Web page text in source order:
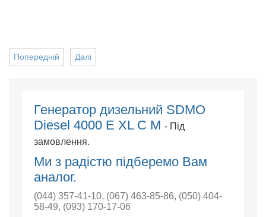
Далі
Попередній
Генератор дизельний SDMO
Diesel 4000 E XL C M - Під
замовлення.
Ми з радістю підберемо Вам
аналог.
(044) 357-41-10, (067) 463-85-86, (050) 404-
58-49, (093) 170-17-06